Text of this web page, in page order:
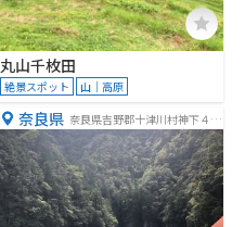
丸山千枚田
絶景スポット 山｜高原
奈良県 奈良県吉野郡十津川村神下４０